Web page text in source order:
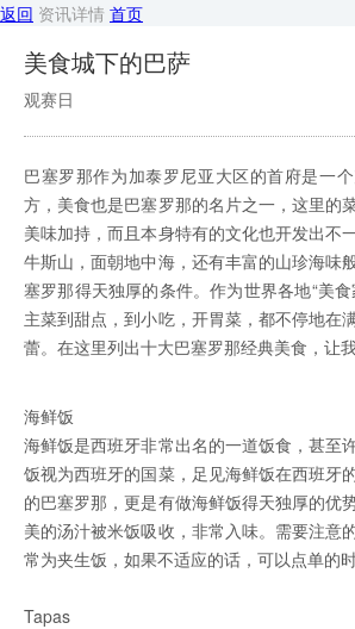
返回 资讯详情 首页
美食城下的巴萨
观赛日
巴塞罗那作为加泰罗尼亚大区的首府是一
方，美食也是巴塞罗那的名片之一，这里的
美味加持，而且本身特有的文化也开发出不
牛斯山，面朝地中海，还有丰富的山珍海味
塞罗那得天独厚的条件。作为世界各地“美食
主菜到甜点，到小吃，开胃菜，都不停地在
蕾。在这里列出十大巴塞罗那经典美食，让
海鲜饭
海鲜饭是西班牙非常出名的一道饭食，甚至
饭视为西班牙的国菜，足见海鲜饭在西班牙
的巴塞罗那，更是有做海鲜饭得天独厚的优
美的汤汁被米饭吸收，非常入味。需要注意
常为夹生饭，如果不适应的话，可以点单的
Tapas